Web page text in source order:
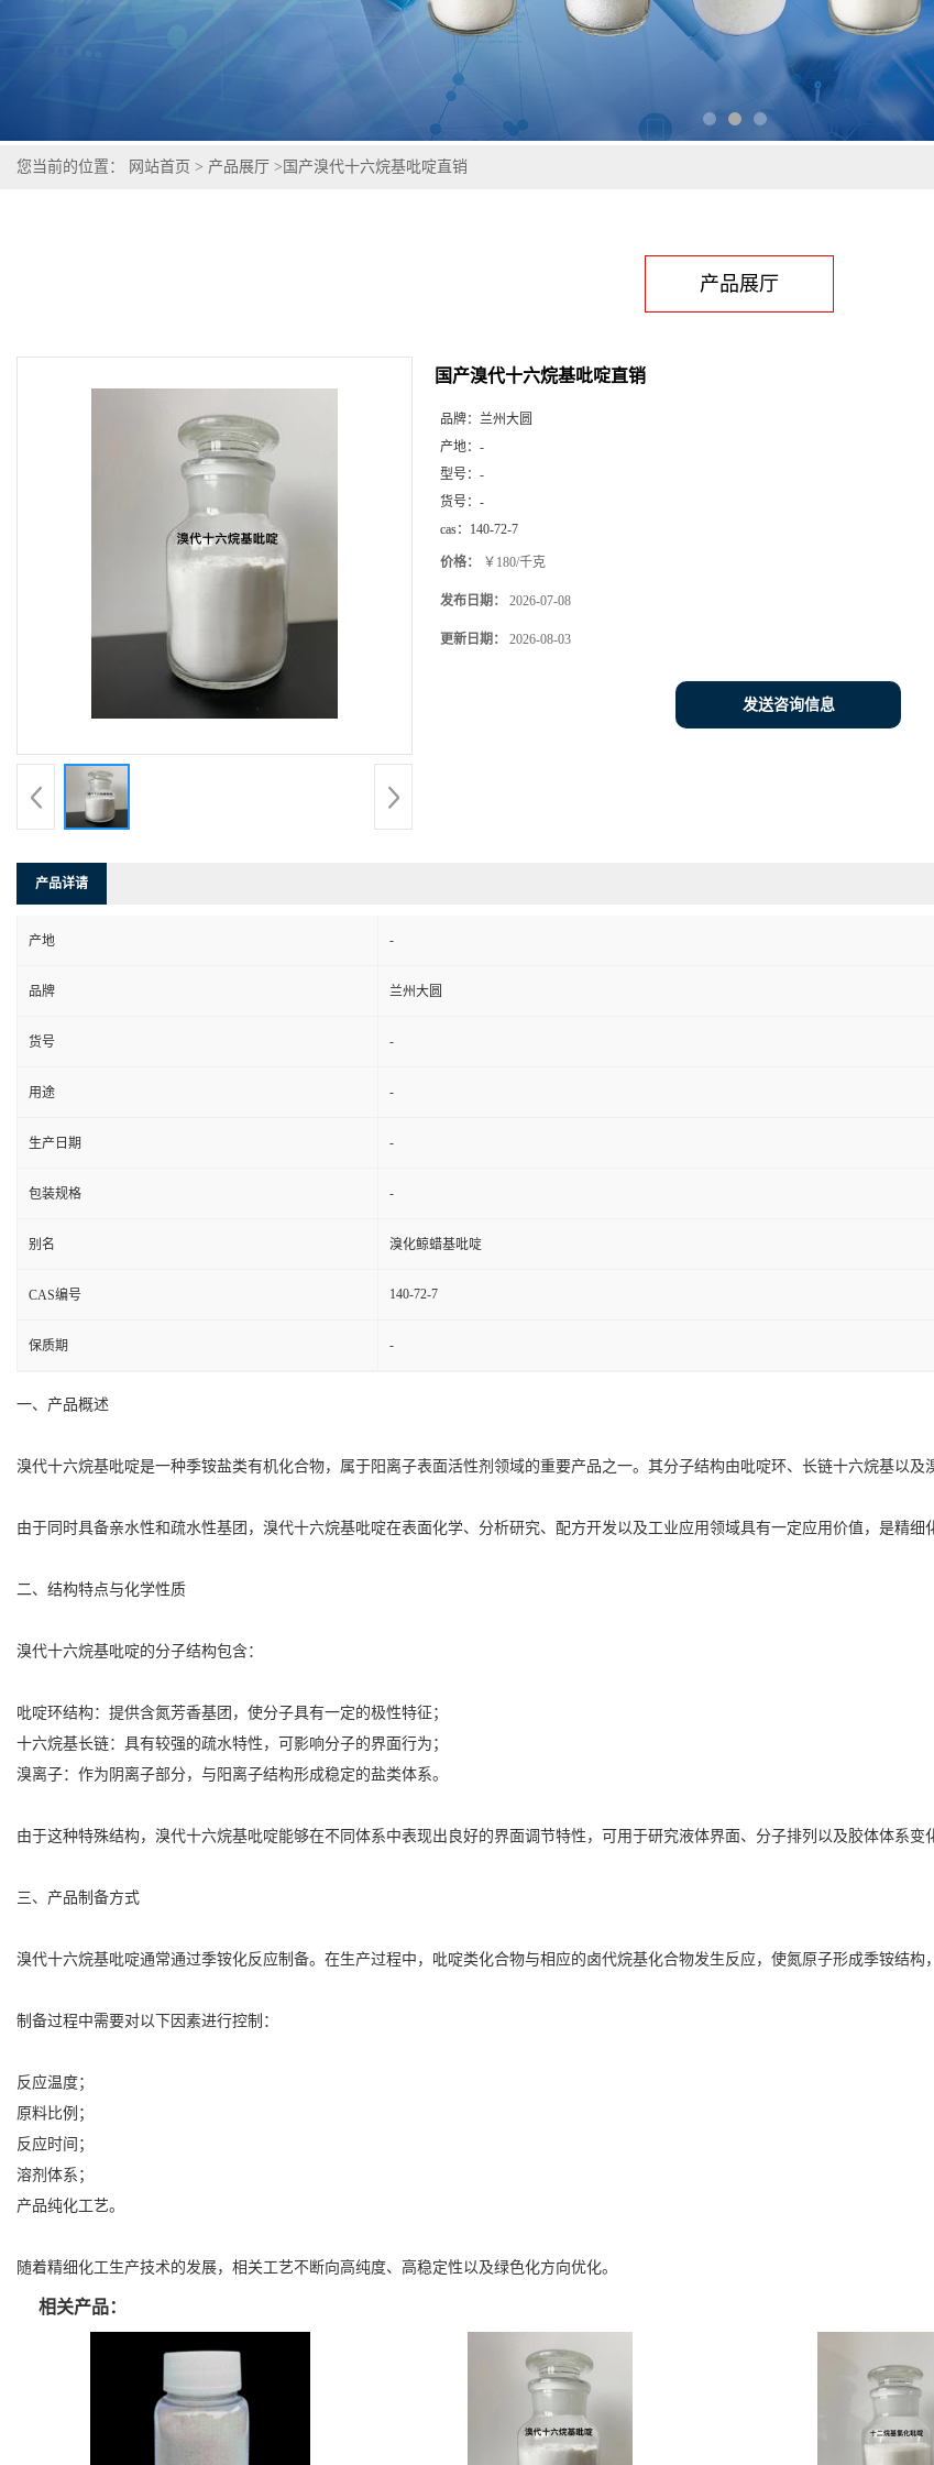
您当前的位置： 网站首页 > 产品展厅 > 国产溴代十六烷基吡啶直销
产品展厅
国产溴代十六烷基吡啶直销
品牌： 兰州大圆
产地： -
型号： -
货号： -
cas： 140-72-7
价格： ￥180/千克
发布日期： 2026-07-08
更新日期： 2026-08-03
发送咨询信息
产品详请
产地 -
品牌 兰州大圆
货号 -
用途 -
生产日期 -
包装规格 -
别名 溴化鲸蜡基吡啶
CAS编号 140-72-7
保质期 -
一、产品概述
溴代十六烷基吡啶是一种季铵盐类有机化合物，属于阳离子表面活性剂领域的重要产品之一。其分子结构由吡啶环、长链十六烷基以及
由于同时具备亲水性和疏水性基团，溴代十六烷基吡啶在表面化学、分析研究、配方开发以及工业应用领域具有一定应用价值，是精细
二、结构特点与化学性质
溴代十六烷基吡啶的分子结构包含：
吡啶环结构：提供含氮芳香基团，使分子具有一定的极性特征；
十六烷基长链：具有较强的疏水特性，可影响分子的界面行为；
溴离子：作为阴离子部分，与阳离子结构形成稳定的盐类体系。
由于这种特殊结构，溴代十六烷基吡啶能够在不同体系中表现出良好的界面调节特性，可用于研究液体界面、分子排列以及胶体体系变
三、产品制备方式
溴代十六烷基吡啶通常通过季铵化反应制备。在生产过程中，吡啶类化合物与相应的卤代烷基化合物发生反应，使氮原子形成季铵结构
制备过程中需要对以下因素进行控制：
反应温度；
原料比例；
反应时间；
溶剂体系；
产品纯化工艺。
随着精细化工生产技术的发展，相关工艺不断向高纯度、高稳定性以及绿色化方向优化。
相关产品：